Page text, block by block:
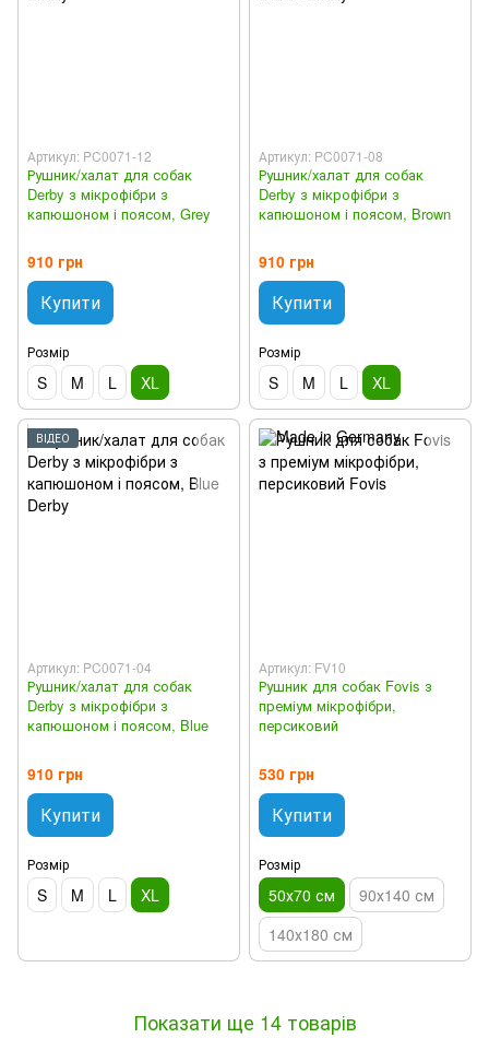
Артикул: PC0071-12
Рушник/халат для собак
Derby з мікрофібри з
капюшоном і поясом, Grey
910 грн
Купити
Розмір
S M L XL
Артикул: PC0071-08
Рушник/халат для собак
Derby з мікрофібри з
капюшоном і поясом, Brown
910 грн
Купити
Розмір
S M L XL
ВІДЕО
Артикул: PC0071-04
Рушник/халат для собак
Derby з мікрофібри з
капюшоном і поясом, Blue
910 грн
Купити
Розмір
S M L XL
Артикул: FV10
Рушник для собак Fovis з
преміум мікрофібри,
персиковий
530 грн
Купити
Розмір
50х70 см
90х140 см
140х180 см
Показати ще 14 товарів